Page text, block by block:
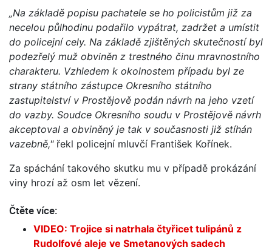
„Na základě popisu pachatele se ho policistům již za
necelou půlhodinu podařilo vypátrat, zadržet a umístit
do policejní cely. Na základě zjištěných skutečností byl
podezřelý muž obviněn z trestného činu mravnostního
charakteru. Vzhledem k okolnostem případu byl ze
strany státního zástupce Okresního státního
zastupitelství v Prostějově podán návrh na jeho vzetí
do vazby. Soudce Okresního soudu v Prostějově návrh
akceptoval a obviněný je tak v současnosti již stíhán
vazebně,"řekl policejní mluvčí František Kořínek.
Za spáchání takového skutku mu v případě prokázání
viny hrozí až osm let vězení.
Čtěte více:
VIDEO: Trojice si natrhala čtyřicet tulipánů z
Rudolfové aleje ve Smetanových sadech